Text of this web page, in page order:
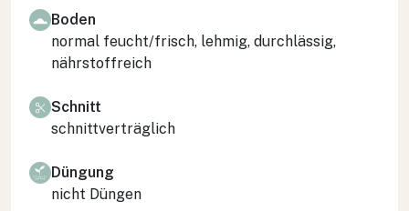
Boden
normal feucht/frisch, lehmig, durchlässig,
nährstoffreich
Schnitt
schnittverträglich
Düngung
nicht Düngen